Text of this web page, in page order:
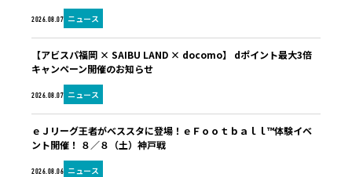
2026.08.07 ニュース
2026.08.07 ニュース
【アビスパ福岡 × SAIBU LAND × docomo】 dポイント最大3倍
キャンペーン開催のお知らせ
2026.08.06 ニュース
ｅＪリーグ王者がベススタに登場！ｅＦｏｏｔｂａｌｌ™体験イベ
ント開催！ ８／８（土）神戸戦